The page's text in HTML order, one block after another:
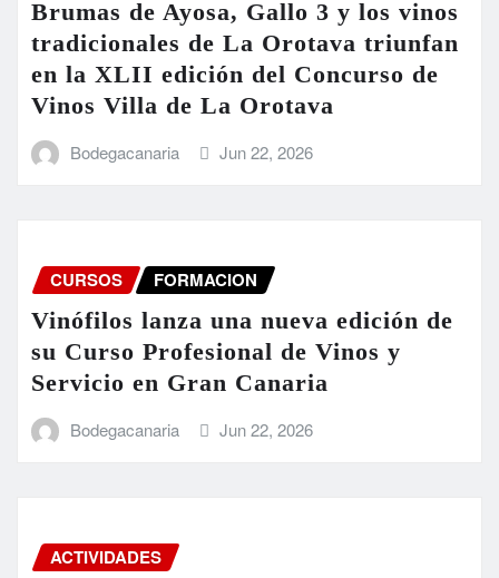
Brumas de Ayosa, Gallo 3 y los vinos
tradicionales de La Orotava triunfan
en la XLII edición del Concurso de
Vinos Villa de La Orotava
Bodegacanaria Jun 22, 2026
CURSOS FORMACION
Vinófilos lanza una nueva edición de
su Curso Profesional de Vinos y
Servicio en Gran Canaria
Bodegacanaria Jun 22, 2026
ACTIVIDADES